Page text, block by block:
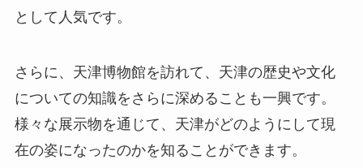
として人気です。
さらに、天津博物館を訪れて、天津の歴史や文化
についての知識をさらに深めることも一興です。
様々な展示物を通じて、天津がどのようにして現
在の姿になったのかを知ることができます。